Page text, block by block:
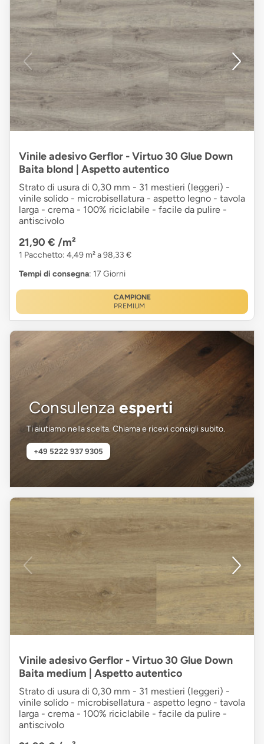
Vinile adesivo Gerflor - Virtuo 30 Glue Down
Baita blond | Aspetto autentico
Strato di usura di 0,30 mm - 31 mestieri (leggeri) -
vinile solido - microbisellatura - aspetto legno - tavola
larga - crema - 100% riciclabile - facile da pulire -
antiscivolo
21,90 € /m²
1 Pacchetto: 4,49 m² a 98,33 €
Tempi di consegna: 17 Giorni
CAMPIONE
PREMIUM
Consulenza esperti
Ti aiutiamo nella scelta. Chiama e ricevi consigli subito.
+49 5222 937 9305
Vinile adesivo Gerflor - Virtuo 30 Glue Down
Baita medium | Aspetto autentico
Strato di usura di 0,30 mm - 31 mestieri (leggeri) -
vinile solido - microbisellatura - aspetto legno - tavola
larga - crema - 100% riciclabile - facile da pulire -
antiscivolo